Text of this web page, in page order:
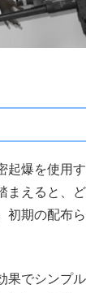
起爆を使用す
まえると、ど
初期の配布ら
果でシンプル